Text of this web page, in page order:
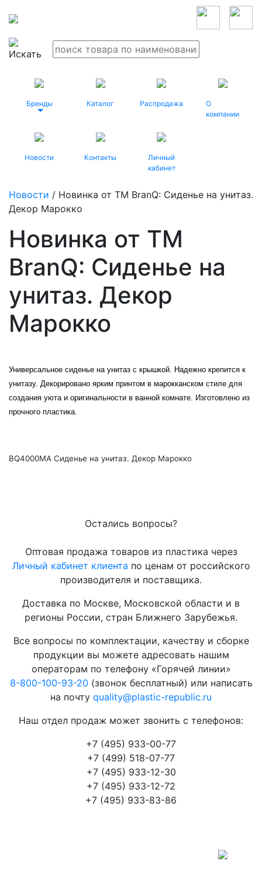
Бренды Каталог Распродажа
О
компании
Новости Контакты
Личный
кабинет
Новости / Новинка от TM BranQ: Сиденье на унитаз.
Декор Марокко
Новинка от TM
BranQ: Сиденье на
унитаз. Декор
Марокко
Универсальное сиденье на унитаз с крышкой. Надежно крепится к
унитазу. Декорировано ярким принтом в марокканском стиле для
создания уюта и оригинальности в ванной комнате. Изготовлено из
прочного пластика.
BQ4000МА Сиденье на унитаз. Декор Марокко
Остались вопросы?
Оптовая продажа товаров из пластика через
Личный кабинет клиента по ценам от российского
производителя и поставщика.
Доставка по Москве, Московской области и в
регионы России, стран Ближнего Зарубежья.
Все вопросы по комплектации, качеству и сборке
продукции вы можете адресовать нашим
операторам по телефону «Горячей линии»
8-800-100-93-20 (звонок бесплатный) или написать
на почту quality@plastic-republic.ru
Наш отдел продаж может звонить с телефонов:
+7 (495) 933-00-77
+7 (499) 518-07-77
+7 (495) 933-12-30
+7 (495) 933-12-72
+7 (495) 933-83-86